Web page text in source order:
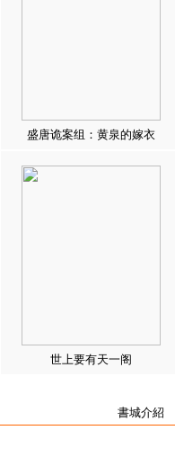
盛唐诡案组：黄泉的嫁衣
世上要有天一阁
書城介紹